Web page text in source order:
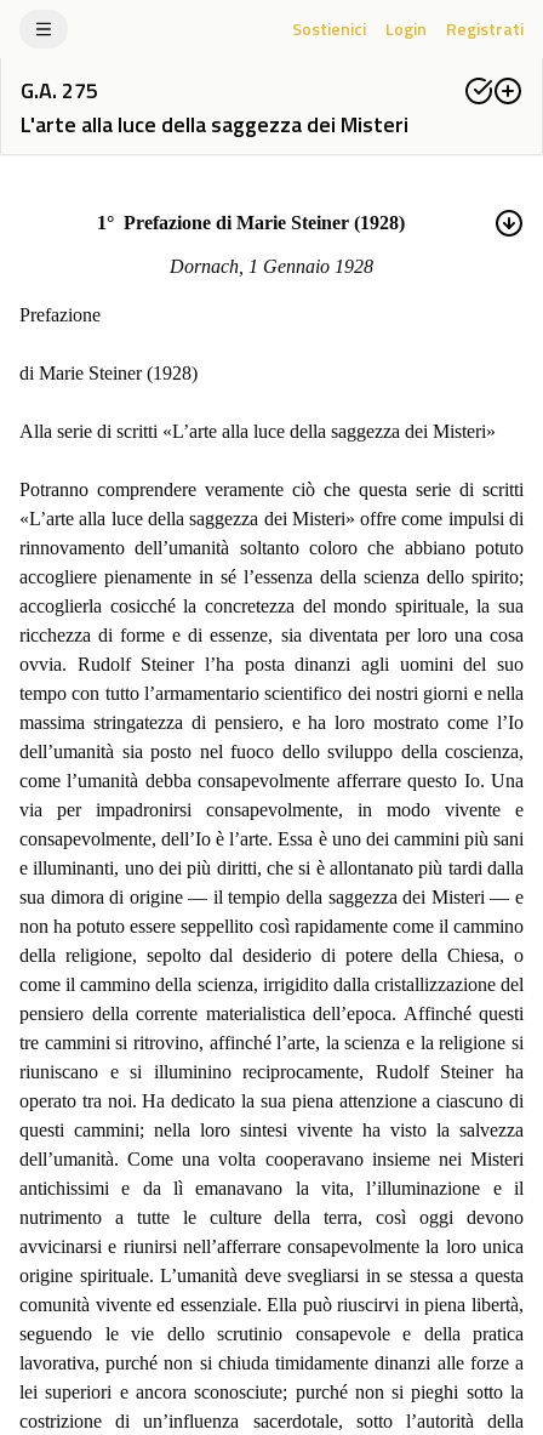
Sostienici Login Registrati
G.A. 275
L'arte alla luce della saggezza dei Misteri
1° Prefazione di Marie Steiner (1928)
Dornach, 1 Gennaio 1928
Prefazione
di Marie Steiner (1928)
Alla serie di scritti «L’arte alla luce della saggezza dei Misteri»
Potranno comprendere veramente ciò che questa serie di scritti
«L’arte alla luce della saggezza dei Misteri» offre come impulsi di
rinnovamento dell’umanità soltanto coloro che abbiano potuto
accogliere pienamente in sé l’essenza della scienza dello spirito;
accoglierla cosicché la concretezza del mondo spirituale, la sua
ricchezza di forme e di essenze, sia diventata per loro una cosa
ovvia. Rudolf Steiner l’ha posta dinanzi agli uomini del suo
tempo con tutto l’armamentario scientifico dei nostri giorni e nella
massima stringatezza di pensiero, e ha loro mostrato come l’Io
dell’umanità sia posto nel fuoco dello sviluppo della coscienza,
come l’umanità debba consapevolmente afferrare questo Io. Una
via per impadronirsi consapevolmente, in modo vivente e
consapevolmente, dell’Io è l’arte. Essa è uno dei cammini più sani
e illuminanti, uno dei più diritti, che si è allontanato più tardi dalla
sua dimora di origine — il tempio della saggezza dei Misteri — e
non ha potuto essere seppellito così rapidamente come il cammino
della religione, sepolto dal desiderio di potere della Chiesa, o
come il cammino della scienza, irrigidito dalla cristallizzazione del
pensiero della corrente materialistica dell’epoca. Affinché questi
tre cammini si ritrovino, affinché l’arte, la scienza e la religione si
riuniscano e si illuminino reciprocamente, Rudolf Steiner ha
operato tra noi. Ha dedicato la sua piena attenzione a ciascuno di
questi cammini; nella loro sintesi vivente ha visto la salvezza
dell’umanità. Come una volta cooperavano insieme nei Misteri
antichissimi e da lì emanavano la vita, l’illuminazione e il
nutrimento a tutte le culture della terra, così oggi devono
avvicinarsi e riunirsi nell’afferrare consapevolmente la loro unica
origine spirituale. L’umanità deve svegliarsi in se stessa a questa
comunità vivente ed essenziale. Ella può riuscirvi in piena libertà,
seguendo le vie dello scrutinio consapevole e della pratica
lavorativa, purché non si chiuda timidamente dinanzi alle forze a
lei superiori e ancora sconosciute; purché non si pieghi sotto la
costrizione di un’influenza sacerdotale, sotto l’autorità della